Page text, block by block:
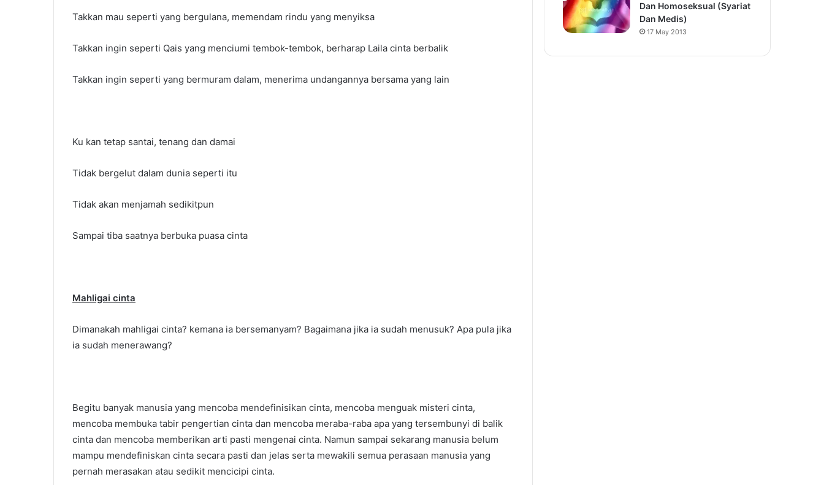
Takkan mau seperti yang bergulana, memendam rindu yang menyiksa
Takkan ingin seperti Qais yang menciumi tembok-tembok, berharap Laila cinta berbalik
Takkan ingin seperti yang bermuram dalam, menerima undangannya bersama yang lain
Ku kan tetap santai, tenang dan damai
Tidak bergelut dalam dunia seperti itu
Tidak akan menjamah sedikitpun
Sampai tiba saatnya berbuka puasa cinta
Mahligai cinta
Dimanakah mahligai cinta? kemana ia bersemanyam? Bagaimana jika ia sudah menusuk? Apa pula jika
ia sudah menerawang?
Begitu banyak manusia yang mencoba mendefinisikan cinta, mencoba menguak misteri cinta,
mencoba membuka tabir pengertian cinta dan mencoba meraba-raba apa yang tersembunyi di balik
cinta dan mencoba memberikan arti pasti mengenai cinta. Namun sampai sekarang manusia belum
mampu mendefiniskan cinta secara pasti dan jelas serta mewakili semua perasaan manusia yang
pernah merasakan atau sedikit mencicipi cinta.
Dan Homoseksual (Syariat
Dan Medis)
17 May 2013